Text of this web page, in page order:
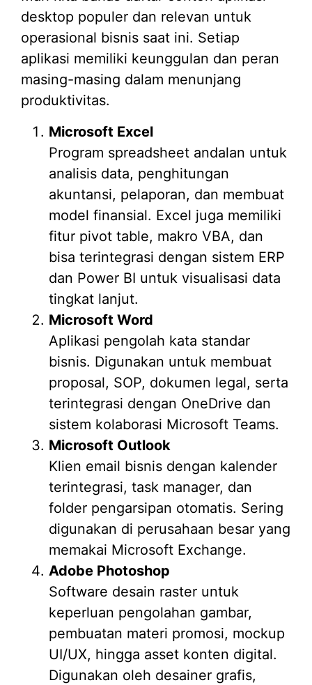
desktop populer dan relevan untuk
operasional bisnis saat ini. Setiap
aplikasi memiliki keunggulan dan peran
masing-masing dalam menunjang
produktivitas.
Microsoft Excel
Program spreadsheet andalan untuk
analisis data, penghitungan
akuntansi, pelaporan, dan membuat
model finansial. Excel juga memiliki
fitur pivot table, makro VBA, dan
bisa terintegrasi dengan sistem ERP
dan Power BI untuk visualisasi data
tingkat lanjut.
Microsoft Word
Aplikasi pengolah kata standar
bisnis. Digunakan untuk membuat
proposal, SOP, dokumen legal, serta
terintegrasi dengan OneDrive dan
sistem kolaborasi Microsoft Teams.
Microsoft Outlook
Klien email bisnis dengan kalender
terintegrasi, task manager, dan
folder pengarsipan otomatis. Sering
digunakan di perusahaan besar yang
memakai Microsoft Exchange.
Adobe Photoshop
Software desain raster untuk
keperluan pengolahan gambar,
pembuatan materi promosi, mockup
UI/UX, hingga asset konten digital.
Digunakan oleh desainer grafis,